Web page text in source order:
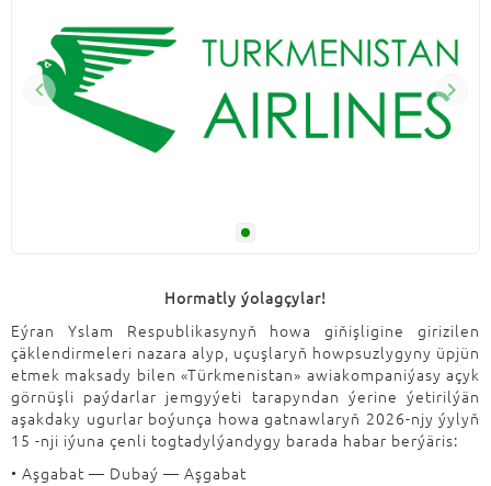
Hormatly ýolagçylar!
Eýran Yslam Respublikasynyň howa giňişligine girizilen
çäklendirmeleri nazara alyp, uçuşlaryň howpsuzlygyny üpjün
etmek maksady bilen «Türkmenistan» awiakompaniýasy açyk
görnüşli paýdarlar jemgyýeti tarapyndan ýerine ýetirilýän
aşakdaky ugurlar boýunça howa gatnawlaryň 2026-njy ýylyň
15 -nji iýuna çenli togtadylýandygy barada habar berýäris:
• Aşgabat — Dubaý — Aşgabat